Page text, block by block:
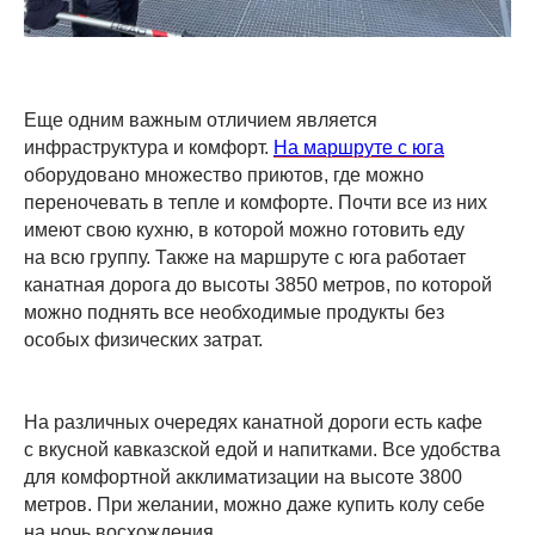
Еще одним важным отличием является
инфраструктура и комфорт. На маршруте с юга
оборудовано множество приютов, где можно
переночевать в тепле и комфорте. Почти все из них
имеют свою кухню, в которой можно готовить еду
на всю группу. Также на маршруте с юга работает
канатная дорога до высоты 3850 метров, по которой
можно поднять все необходимые продукты без
особых физических затрат.
На различных очередях канатной дороги есть кафе
с вкусной кавказской едой и напитками. Все удобства
для комфортной акклиматизации на высоте 3800
метров. При желании, можно даже купить колу себе